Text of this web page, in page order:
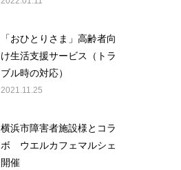
「おひとりさま」高齢者向
け生活支援サービス（トラ
ブル時の対応）
2021.11.25
横浜市障害者施設様とコラ
ボ ウエルカフェマルシェ
開催